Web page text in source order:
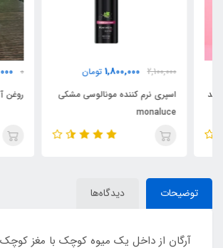
2,100,000
1,800,000 تومان
اسپری نرم کننده مونالوسی مشکی
monaluce
850,000
روغن آرگان ۵۰ میل اورجینال مراکش
توضیحات دیدگاه‌ها
آرگان از داخل یک میوه کوچک با مغز کوچک